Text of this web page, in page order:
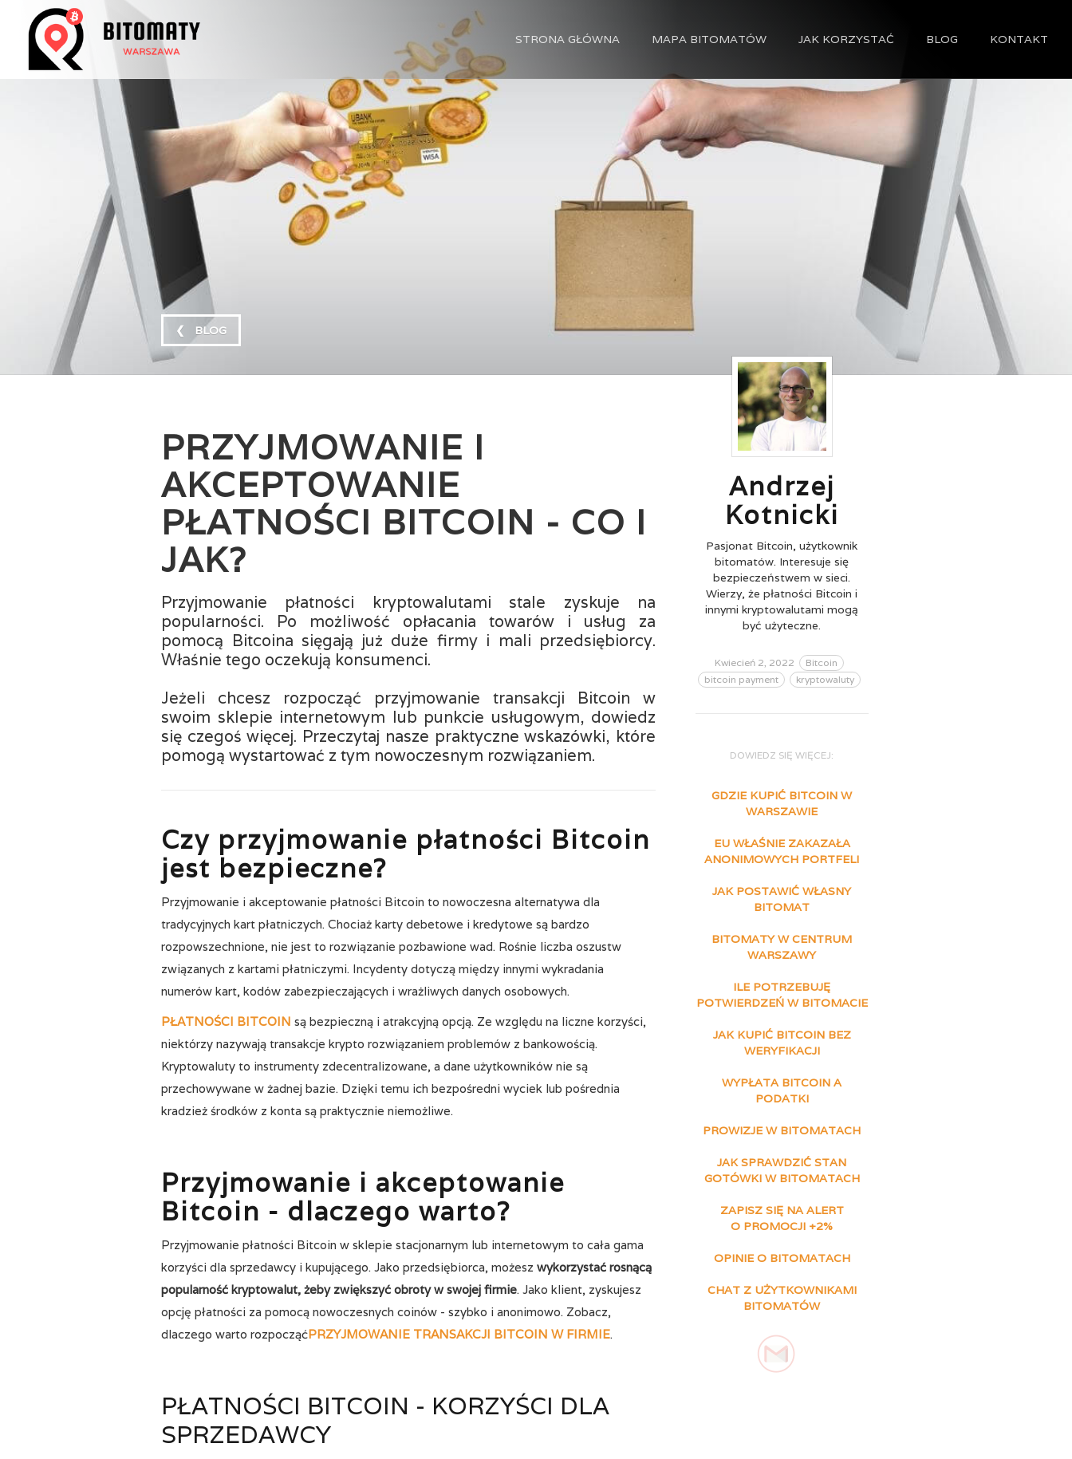
STRONA GŁÓWNA MAPA BITOMATÓW JAK KORZYSTAĆ BLOG KONTAKT
❮ BLOG
Strona główna
PRZYJMOWANIE I
AKCEPTOWANIE
PŁATNOŚCI BITCOIN - CO I
JAK?
Przyjmowanie płatności kryptowalutami stale zyskuje na
popularności. Po możliwość opłacania towarów i usług za
pomocą Bitcoina sięgają już duże firmy i mali przedsiębiorcy.
Właśnie tego oczekują konsumenci.
Jeżeli chcesz rozpocząć przyjmowanie transakcji Bitcoin w
swoim sklepie internetowym lub punkcie usługowym, dowiedz
się czegoś więcej. Przeczytaj nasze praktyczne wskazówki, które
pomogą wystartować z tym nowoczesnym rozwiązaniem.
Czy przyjmowanie płatności Bitcoin
jest bezpieczne?
Przyjmowanie i akceptowanie płatności Bitcoin to nowoczesna alternatywa dla
tradycyjnych kart płatniczych. Chociaż karty debetowe i kredytowe są bardzo
rozpowszechnione, nie jest to rozwiązanie pozbawione wad. Rośnie liczba oszustw
związanych z kartami płatniczymi. Incydenty dotyczą między innymi wykradania
numerów kart, kodów zabezpieczających i wrażliwych danych osobowych.
PŁATNOŚCI BITCOIN są bezpieczną i atrakcyjną opcją. Ze względu na liczne korzyści,
niektórzy nazywają transakcje krypto rozwiązaniem problemów z bankowością.
Kryptowaluty to instrumenty zdecentralizowane, a dane użytkowników nie są
przechowywane w żadnej bazie. Dzięki temu ich bezpośredni wyciek lub pośrednia
kradzież środków z konta są praktycznie niemożliwe.
Przyjmowanie i akceptowanie
Bitcoin - dlaczego warto?
Przyjmowanie płatności Bitcoin w sklepie stacjonarnym lub internetowym to cała gama
korzyści dla sprzedawcy i kupującego. Jako przedsiębiorca, możesz wykorzystać rosnącą
popularność kryptowalut, żeby zwiększyć obroty w swojej firmie. Jako klient, zyskujesz
opcję płatności za pomocą nowoczesnych coinów - szybko i anonimowo. Zobacz,
dlaczego warto rozpocząćPRZYJMOWANIE TRANSAKCJI BITCOIN W FIRMIE.
PŁATNOŚCI BITCOIN - KORZYŚCI DLA
SPRZEDAWCY
Andrzej
Kotnicki
Pasjonat Bitcoin, użytkownik
bitomatów. Interesuje się
bezpieczeństwem w sieci.
Wierzy, że płatności Bitcoin i
innymi kryptowalutami mogą
być użyteczne.
Kwiecień 2, 2022
Bitcoin
bitcoin payment
kryptowaluty
DOWIEDZ SIĘ WIĘCEJ:
GDZIE KUPIĆ BITCOIN W
WARSZAWIE
EU WŁAŚNIE ZAKAZAŁA
ANONIMOWYCH PORTFELI
JAK POSTAWIĆ WŁASNY
BITOMAT
BITOMATY W CENTRUM
WARSZAWY
ILE POTRZEBUJĘ
POTWIERDZEŃ W BITOMACIE
JAK KUPIĆ BITCOIN BEZ
WERYFIKACJI
WYPŁATA BITCOIN A
PODATKI
PROWIZJE W BITOMATACH
JAK SPRAWDZIĆ STAN
GOTÓWKI W BITOMATACH
ZAPISZ SIĘ NA ALERT
O PROMOCJI +2%
OPINIE O BITOMATACH
CHAT Z UŻYTKOWNIKAMI
BITOMATÓW